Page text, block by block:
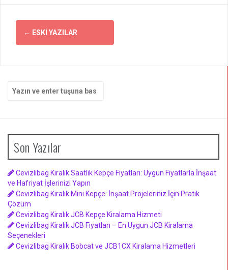
Yazı
dolaşımı
← ESKI YAZILAR
yap:
Son Yazılar
Cevizlibag Kiralık Saatlik Kepçe Fiyatları: Uygun Fiyatlarla İnşaat
ve Hafriyat İşlerinizi Yapın
Cevizlibag Kiralık Mini Kepçe: İnşaat Projeleriniz İçin Pratik
Çözüm
Cevizlibag Kiralık JCB Kepçe Kiralama Hizmeti
Cevizlibag Kiralık JCB Fiyatları – En Uygun JCB Kiralama
Seçenekleri
Cevizlibag Kiralık Bobcat ve JCB1CX Kiralama Hizmetleri